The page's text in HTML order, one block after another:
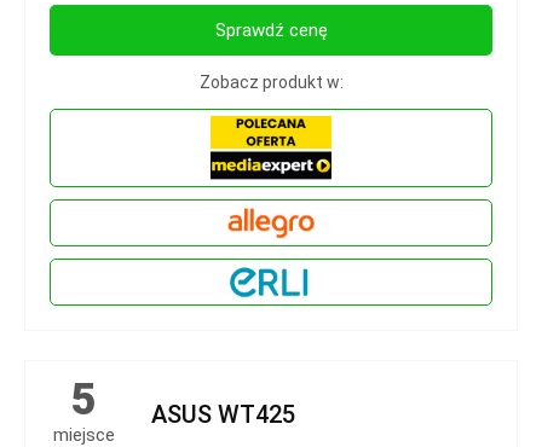
Sprawdź cenę
Zobacz produkt w:
5
miejsce
ASUS WT425